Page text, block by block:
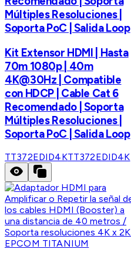
Múltiples Resoluciones |
Soporta PoC | Salida Loop
Kit Extensor HDMI | Hasta
70m 1080p | 40m
4K@30Hz | Compatible
con HDCP | Cable Cat 6
Recomendado | Soporta
Múltiples Resoluciones |
Soporta PoC | Salida Loop
TT372EDID4KTT372EDID4K
EPCOM TITANIUM